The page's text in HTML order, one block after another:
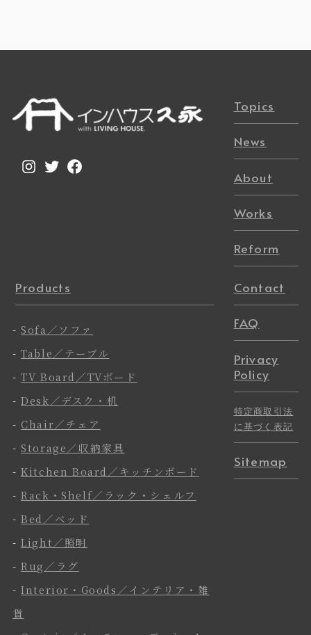
Instagram
TwitterFacebook
Topics
News
About
Works
Reform
Products
-Sofa／ソファ
-Table／テーブル
-TV Board／TVボード
-Desk／デスク・机
- Chair／チェア
-Storage／収納家具
-Kitchen Board／キッチンボード
-Rack・Shelf／ラック・シェルフ
-Bed／ベッド
-Light／照明
-Rug／ラグ
-Interior・Goods／インテリア・雑
貨
Contact
FAQ
Privacy
Policy
特定商取引法
に基づく表記
Sitemap